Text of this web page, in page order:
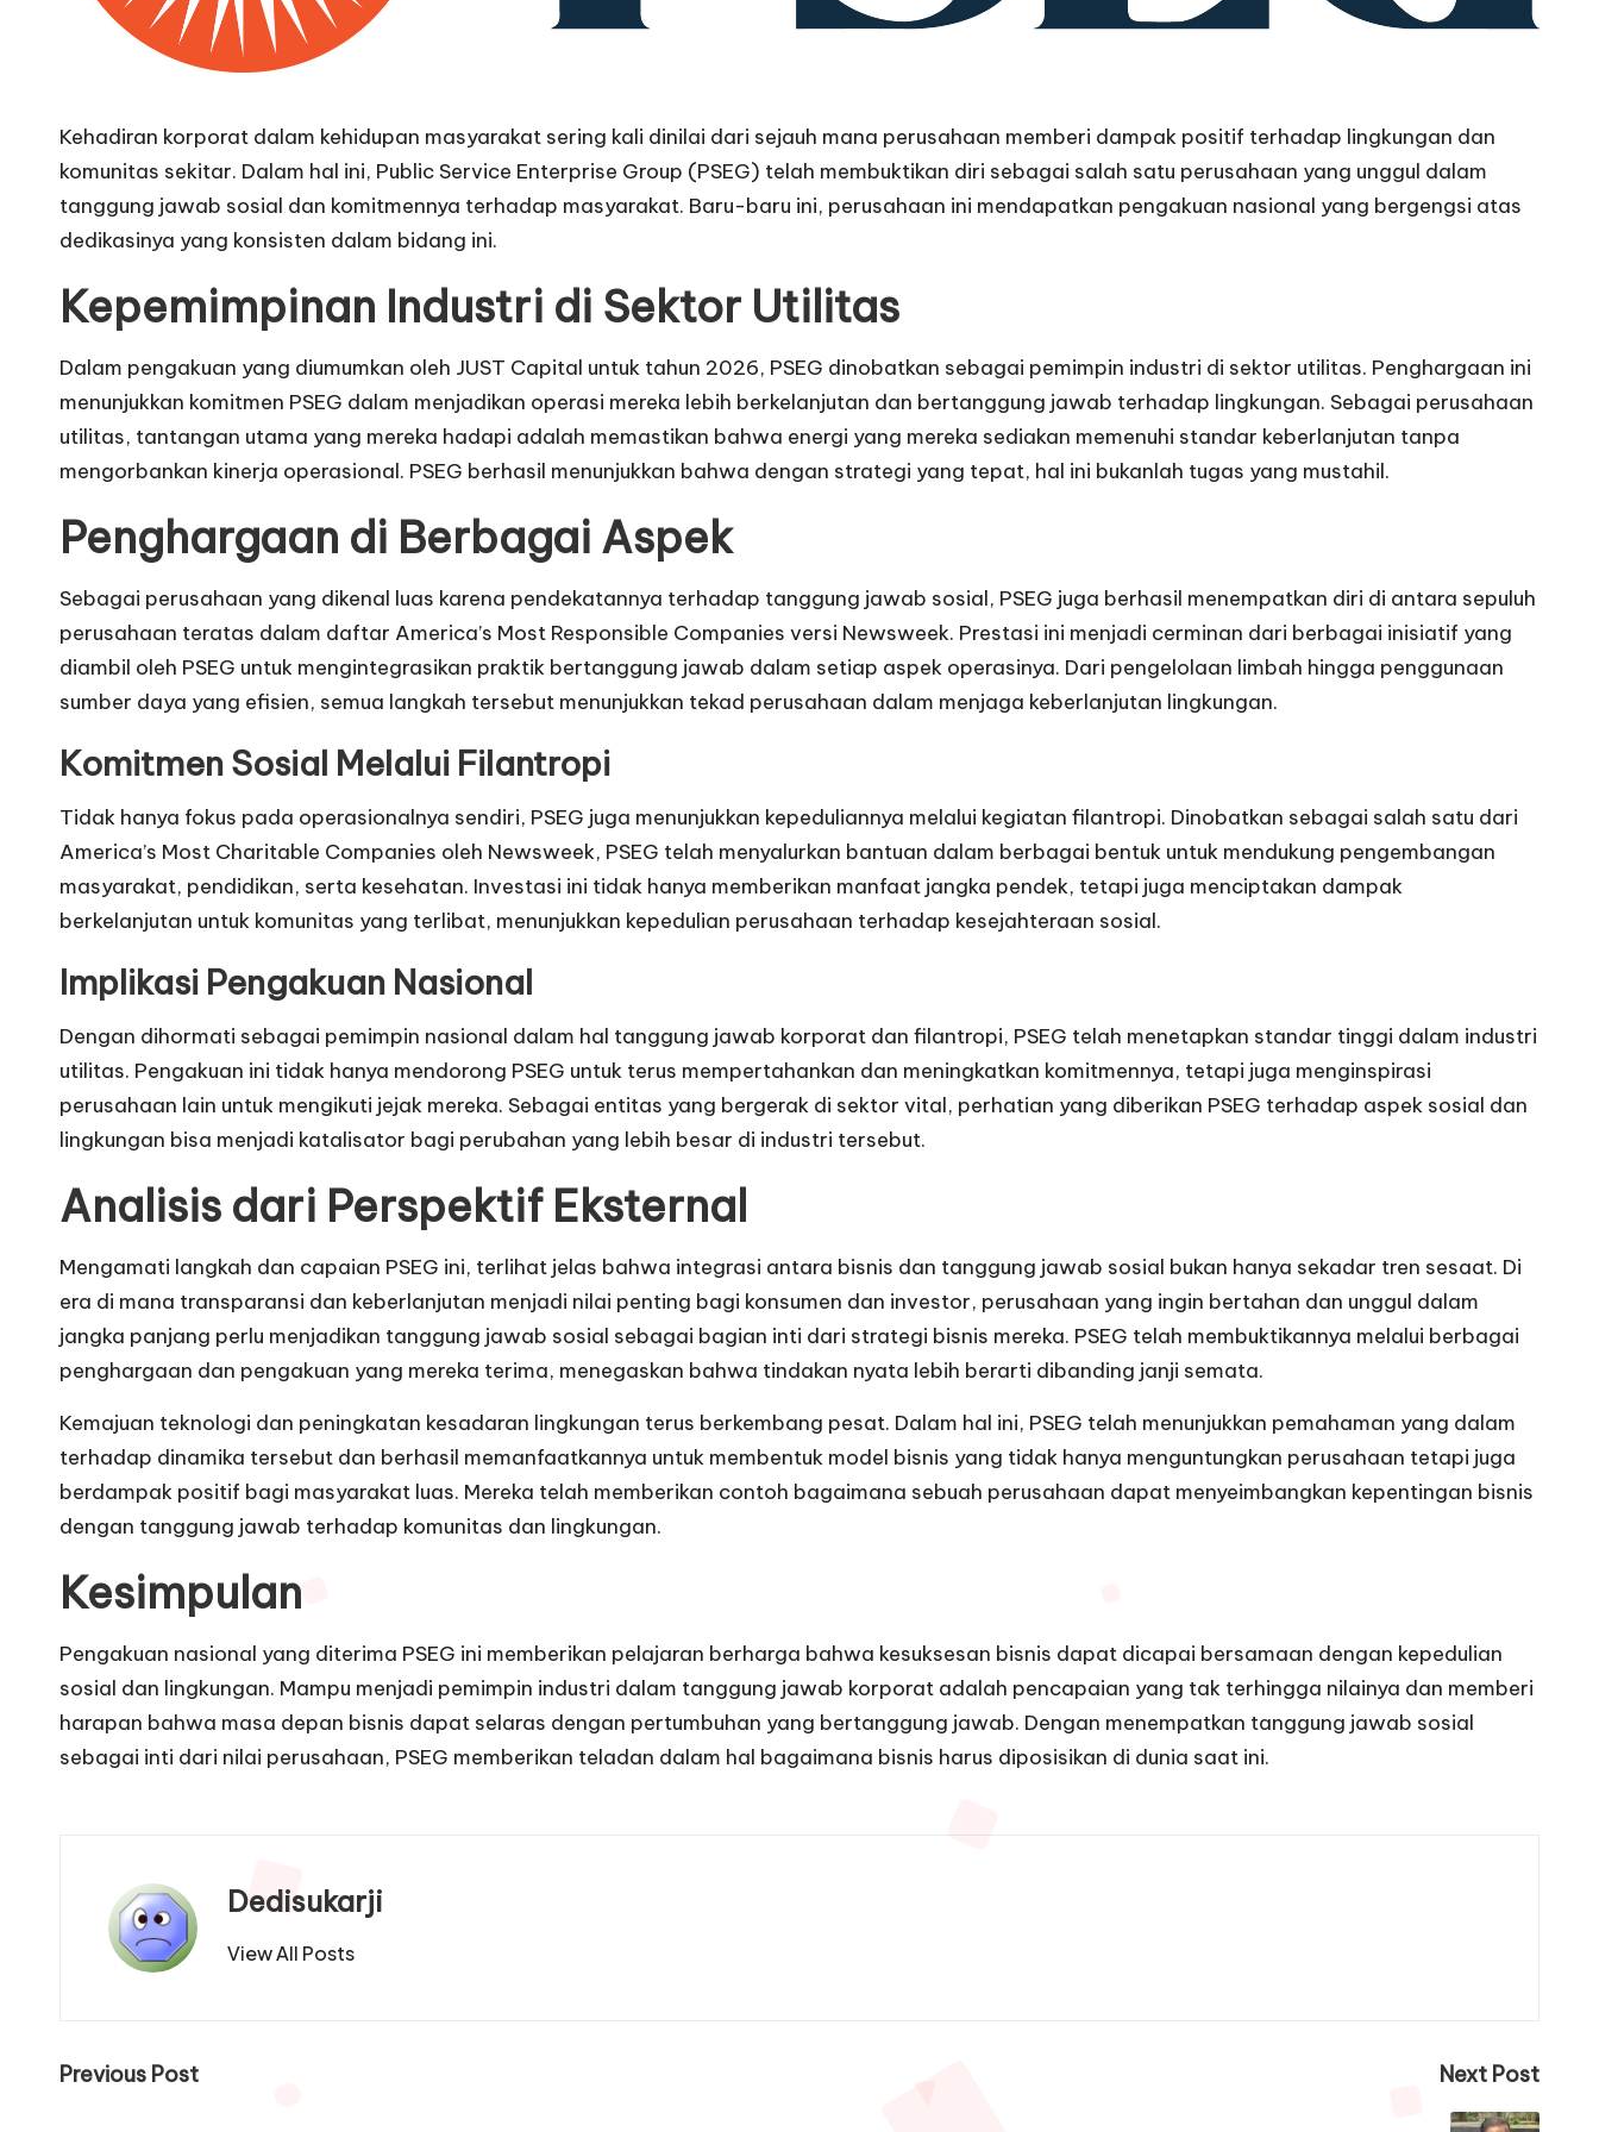
Kehadiran korporat dalam kehidupan masyarakat sering kali dinilai dari sejauh mana perusahaan memberi dampak positif terhadap lingkungan dan
komunitas sekitar. Dalam hal ini, Public Service Enterprise Group (PSEG) telah membuktikan diri sebagai salah satu perusahaan yang unggul dalam
tanggung jawab sosial dan komitmennya terhadap masyarakat. Baru-baru ini, perusahaan ini mendapatkan pengakuan nasional yang bergengsi atas
dedikasinya yang konsisten dalam bidang ini.
Kepemimpinan Industri di Sektor Utilitas
Dalam pengakuan yang diumumkan oleh JUST Capital untuk tahun 2026, PSEG dinobatkan sebagai pemimpin industri di sektor utilitas. Penghargaan ini
menunjukkan komitmen PSEG dalam menjadikan operasi mereka lebih berkelanjutan dan bertanggung jawab terhadap lingkungan. Sebagai perusahaan
utilitas, tantangan utama yang mereka hadapi adalah memastikan bahwa energi yang mereka sediakan memenuhi standar keberlanjutan tanpa
mengorbankan kinerja operasional. PSEG berhasil menunjukkan bahwa dengan strategi yang tepat, hal ini bukanlah tugas yang mustahil.
Penghargaan di Berbagai Aspek
Sebagai perusahaan yang dikenal luas karena pendekatannya terhadap tanggung jawab sosial, PSEG juga berhasil menempatkan diri di antara sepuluh
perusahaan teratas dalam daftar America’s Most Responsible Companies versi Newsweek. Prestasi ini menjadi cerminan dari berbagai inisiatif yang
diambil oleh PSEG untuk mengintegrasikan praktik bertanggung jawab dalam setiap aspek operasinya. Dari pengelolaan limbah hingga penggunaan
sumber daya yang efisien, semua langkah tersebut menunjukkan tekad perusahaan dalam menjaga keberlanjutan lingkungan.
Komitmen Sosial Melalui Filantropi
Tidak hanya fokus pada operasionalnya sendiri, PSEG juga menunjukkan kepeduliannya melalui kegiatan filantropi. Dinobatkan sebagai salah satu dari
America’s Most Charitable Companies oleh Newsweek, PSEG telah menyalurkan bantuan dalam berbagai bentuk untuk mendukung pengembangan
masyarakat, pendidikan, serta kesehatan. Investasi ini tidak hanya memberikan manfaat jangka pendek, tetapi juga menciptakan dampak
berkelanjutan untuk komunitas yang terlibat, menunjukkan kepedulian perusahaan terhadap kesejahteraan sosial.
Implikasi Pengakuan Nasional
Dengan dihormati sebagai pemimpin nasional dalam hal tanggung jawab korporat dan filantropi, PSEG telah menetapkan standar tinggi dalam industri
utilitas. Pengakuan ini tidak hanya mendorong PSEG untuk terus mempertahankan dan meningkatkan komitmennya, tetapi juga menginspirasi
perusahaan lain untuk mengikuti jejak mereka. Sebagai entitas yang bergerak di sektor vital, perhatian yang diberikan PSEG terhadap aspek sosial dan
lingkungan bisa menjadi katalisator bagi perubahan yang lebih besar di industri tersebut.
Analisis dari Perspektif Eksternal
Mengamati langkah dan capaian PSEG ini, terlihat jelas bahwa integrasi antara bisnis dan tanggung jawab sosial bukan hanya sekadar tren sesaat. Di
era di mana transparansi dan keberlanjutan menjadi nilai penting bagi konsumen dan investor, perusahaan yang ingin bertahan dan unggul dalam
jangka panjang perlu menjadikan tanggung jawab sosial sebagai bagian inti dari strategi bisnis mereka. PSEG telah membuktikannya melalui berbagai
penghargaan dan pengakuan yang mereka terima, menegaskan bahwa tindakan nyata lebih berarti dibanding janji semata.
Kemajuan teknologi dan peningkatan kesadaran lingkungan terus berkembang pesat. Dalam hal ini, PSEG telah menunjukkan pemahaman yang dalam
terhadap dinamika tersebut dan berhasil memanfaatkannya untuk membentuk model bisnis yang tidak hanya menguntungkan perusahaan tetapi juga
berdampak positif bagi masyarakat luas. Mereka telah memberikan contoh bagaimana sebuah perusahaan dapat menyeimbangkan kepentingan bisnis
dengan tanggung jawab terhadap komunitas dan lingkungan.
Kesimpulan
Pengakuan nasional yang diterima PSEG ini memberikan pelajaran berharga bahwa kesuksesan bisnis dapat dicapai bersamaan dengan kepedulian
sosial dan lingkungan. Mampu menjadi pemimpin industri dalam tanggung jawab korporat adalah pencapaian yang tak terhingga nilainya dan memberi
harapan bahwa masa depan bisnis dapat selaras dengan pertumbuhan yang bertanggung jawab. Dengan menempatkan tanggung jawab sosial
sebagai inti dari nilai perusahaan, PSEG memberikan teladan dalam hal bagaimana bisnis harus diposisikan di dunia saat ini.
Dedisukarji
View All Posts
Post
Previous Post Next Post